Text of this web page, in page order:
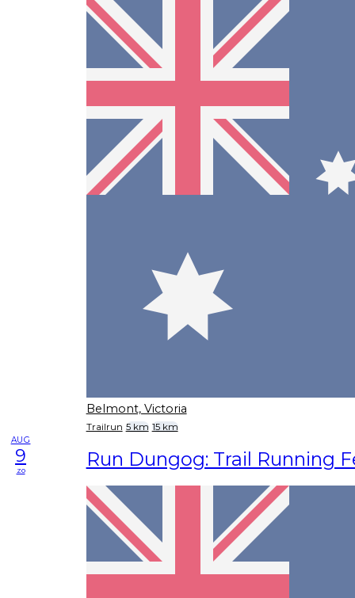
Belmont, Victoria
Trailrun 5 km 15 km
AUG
9
zo Run Dungog: Trail Running